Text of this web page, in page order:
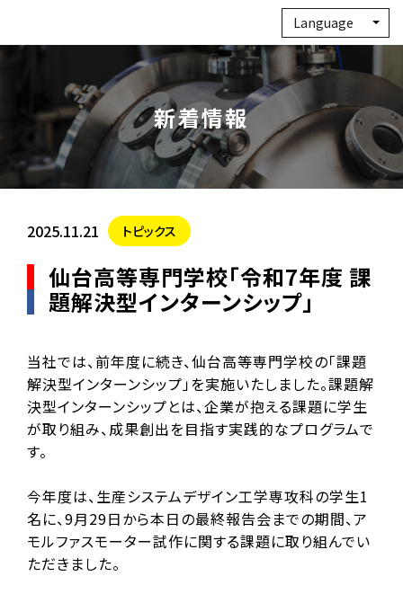
Language
新着情報
2025.11.21 トピックス
仙台高等専門学校「令和7年度 課
題解決型インターンシップ」
当社では、前年度に続き、仙台高等専門学校の「課題
解決型インターンシップ」を実施いたしました。課題解
決型インターンシップとは、企業が抱える課題に学生
が取り組み、成果創出を目指す実践的なプログラムで
す。
今年度は、生産システムデザイン工学専攻科の学生1
名に、9月29日から本日の最終報告会までの期間、ア
モルファスモーター試作に関する課題に取り組んでい
ただきました。